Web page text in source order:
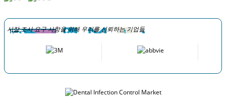
시장 조사 요구 사항을 위해 우리를 신뢰하는 기업들